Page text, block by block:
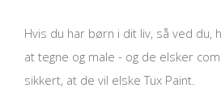
Hvis du har børn i dit liv, så ved du,
at tegne og male - og de elsker
sikkert, at de vil elske Tux Paint.